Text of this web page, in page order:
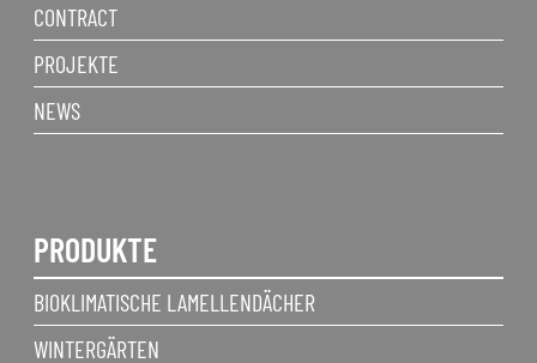
CONTRACT
PROJEKTE
NEWS
PRODUKTE
BIOKLIMATISCHE LAMELLENDÄCHER
WINTERGÄRTEN